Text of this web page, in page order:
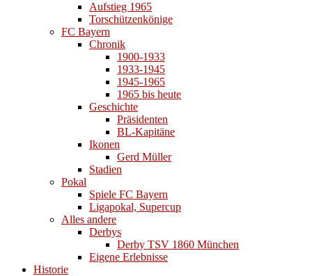
Aufstieg 1965
Torschützenkönige
FC Bayern
Chronik
1900-1933
1933-1945
1945-1965
1965 bis heute
Geschichte
Präsidenten
BL-Kapitäne
Ikonen
Gerd Müller
Stadien
Pokal
Spiele FC Bayern
Ligapokal, Supercup
Alles andere
Derbys
Derby TSV 1860 München
Eigene Erlebnisse
Historie